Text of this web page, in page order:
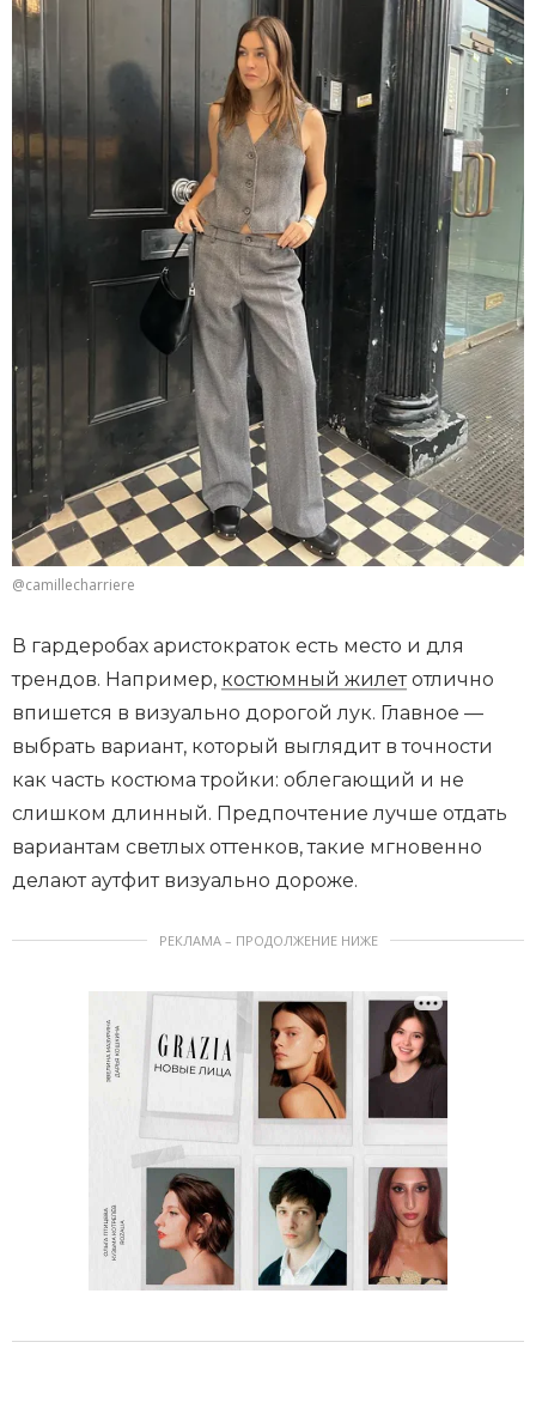
@camillecharriere
В гардеробах аристократок есть место и для
трендов. Например, костюмный жилетотлично
впишется в визуально дорогой лук. Главное —
выбрать вариант, который выглядит в точности
как часть костюма тройки: облегающий и не
слишком длинный. Предпочтение лучше отдать
вариантам светлых оттенков, такие мгновенно
делают аутфит визуально дороже.
РЕКЛАМА – ПРОДОЛЖЕНИЕ НИЖЕ